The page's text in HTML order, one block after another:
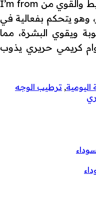
يحتوي هذا المرطب النباتي البسيط والقوي من I’m from
وهو يتحكم بفعالية في
ويقوي البشرة، مما
كريمي حريري يذوب
اليومية, ترطيب الوجه